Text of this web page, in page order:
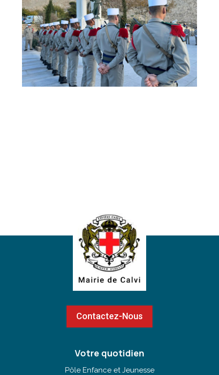
Contactez-Nous
Votre quotidien
Pôle Enfance et Jeunesse